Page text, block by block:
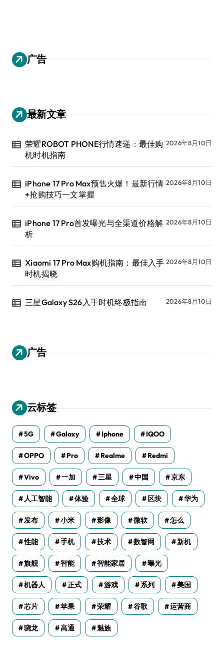
广告
最新文章
荣耀ROBOT PHONE行情速递：最佳购
机时机指南
2026年8月10日
iPhone 17 Pro Max预售火爆！最新行情
+抢购技巧一文掌握
2026年8月10日
iPhone 17 Pro首发曝光与全渠道价格解
析
2026年8月10日
Xiaomi 17 Pro Max购机指南：最佳入手
时机揭晓
2026年8月10日
三星Galaxy S26入手时机终极指南 2026年8月10日
广告
云标签
5G Galaxy Iphone IQOO
OPPO Pro Realme Redmi
Vivo 一加 三星 中国 京东
人工智能 体验 全球 区块 华为
发布 小米 影像 微软 怎么
性能 手机 技术 数智网 新机
旗舰 智能 智能家居 曝光
机器人 正式 游戏 系列 美国
芯片 苹果 荣耀 谷歌 运营商
骁龙 高通 魅族